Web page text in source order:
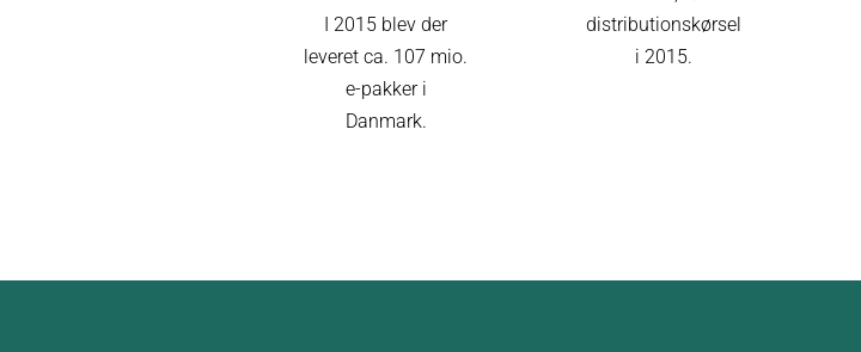
I 2015 blev der
leveret ca. 107 mio.
e-pakker i
Danmark.
distributionskørsel
i 2015.